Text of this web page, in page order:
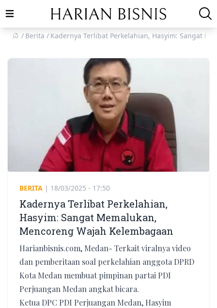
Open main menu
Berita
Kadernya Terlibat Perkelahian, Hasyim: Sangat
BERITA | 18/03/2025 - 17:50
Kadernya Terlibat Perkelahian,
Hasyim: Sangat Memalukan,
Mencoreng Wajah Kelembagaan
Harianbisnis.com, Medan- Terkait viralnya video
dan pemberitaan soal perkelahian anggota DPRD
Kota Medan membuat pimpinan partai PDI
Perjuangan Medan angkat bicara.
Ketua DPC PDI Perjuangan Medan, Hasyim